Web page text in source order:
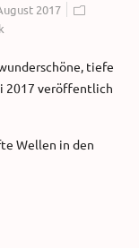
2017
tiefe
2017 veröffentlich
Wellen in den